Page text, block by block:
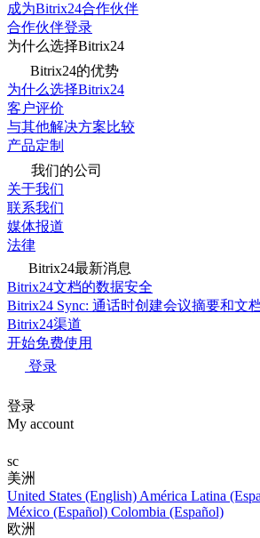
成为Bitrix24合作伙伴
合作伙伴登录
为什么选择Bitrix24
Bitrix24的优势
为什么选择Bitrix24
客户评价
与其他解决方案比较
产品定制
我们的公司
关于我们
联系我们
媒体报道
法律
Bitrix24最新消息
Bitrix24文档的数据安全
Bitrix24 Sync: 通话时创建会议摘要和文
Bitrix24渠道
开始免费使用
登录
登录
My account
sc
美洲
United States (English) América Latina
México (Español) Colombia (Español)
欧洲